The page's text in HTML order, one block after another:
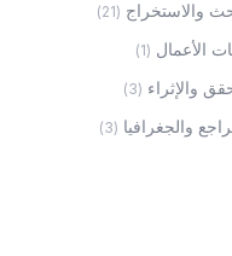
والاستخراج (
21
)
الأعمال (
1
)
والإثراء (
3
)
والجغرافيا (
3
)